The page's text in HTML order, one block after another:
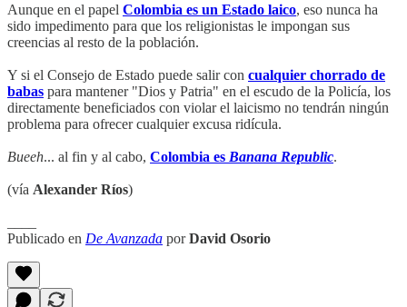
Aunque en el papel Colombia es un Estado laico, eso nunca ha
sido impedimento para que los religionistas le impongan sus
creencias al resto de la población.
Y si el Consejo de Estado puede salir con cualquier chorrado de
babas para mantener "Dios y Patria" en el escudo de la Policía, los
directamente beneficiados con violar el laicismo no tendrán ningún
problema para ofrecer cualquier excusa ridícula.
Bueeh... al fin y al cabo, Colombia es Banana Republic.
(vía Alexander Ríos)
Publicado en De Avanzada porDavid Osorio